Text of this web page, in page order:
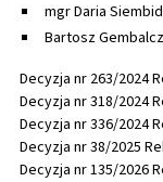
mgr Daria
Bartosz
Decyzja nr 263/2024
Decyzja nr 318/2024
Decyzja nr 336/2024
Decyzja nr 38/2025
Decyzja nr 135/2026